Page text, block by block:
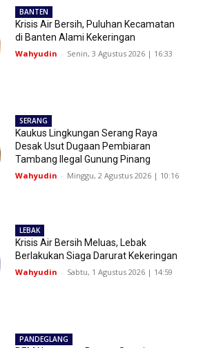
BANTEN
Krisis Air Bersih, Puluhan Kecamatan
di Banten Alami Kekeringan
Wahyudin - Senin, 3 Agustus 2026 | 16:33
SERANG
Kaukus Lingkungan Serang Raya
Desak Usut Dugaan Pembiaran
Tambang Ilegal Gunung Pinang
Wahyudin - Minggu, 2 Agustus 2026 | 10:16
LEBAK
Krisis Air Bersih Meluas, Lebak
Berlakukan Siaga Darurat Kekeringan
Wahyudin - Sabtu, 1 Agustus 2026 | 14:59
PANDEGLANG